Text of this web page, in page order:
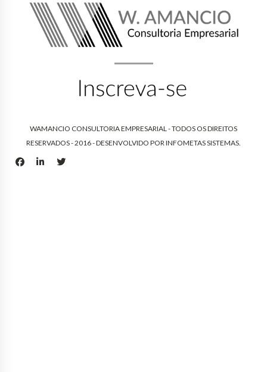
WAMANCIO CONSULTORIA EMPRESARIAL - TODOS OS DIREITOS
RESERVADOS - 2016 - DESENVOLVIDO POR INFOMETAS SISTEMAS